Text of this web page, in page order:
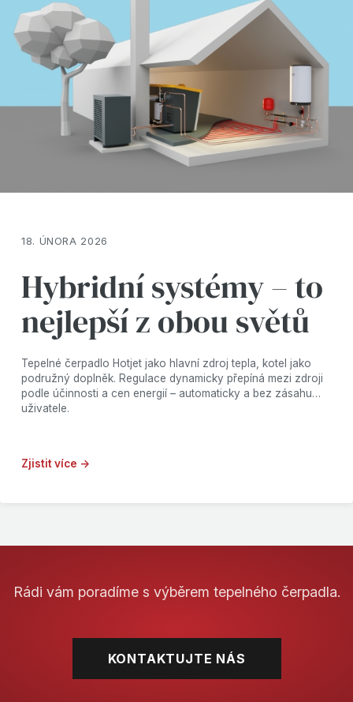
18. ÚNORA 2026
Hybridní systémy – to
nejlepší z obou světů
Tepelné čerpadlo Hotjet jako hlavní zdroj tepla, kotel jako
podružný doplněk. Regulace dynamicky přepíná mezi zdroji
podle účinnosti a cen energií – automaticky a bez zásahu
uživatele.
Zjistit více →
Rádi vám poradíme s výběrem tepelného čerpadla.
KONTAKTUJTE NÁS